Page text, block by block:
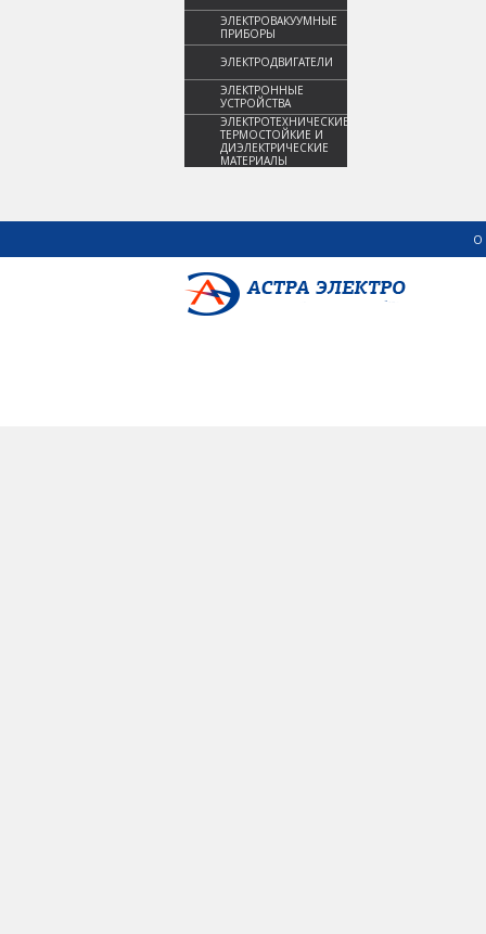
ЭЛЕКТРОВАКУУМНЫЕ
ПРИБОРЫ
ЭЛЕКТРОДВИГАТЕЛИ
ЭЛЕКТРОННЫЕ
УСТРОЙСТВА
ЭЛЕКТРОТЕХНИЧЕСКИЕ,
ТЕРМОСТОЙКИЕ И
ДИЭЛЕКТРИЧЕСКИЕ
МАТЕРИАЛЫ